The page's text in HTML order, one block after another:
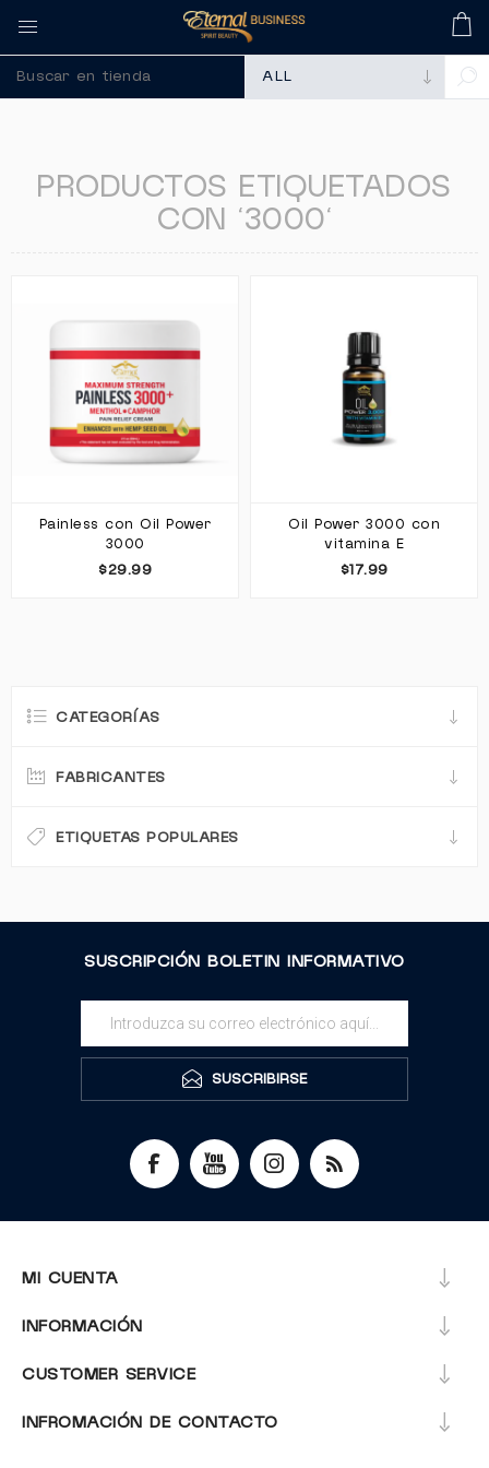
🚀 Recuerda
PRODUCTOS ETIQUETADOS
CON '3000'
Painless con Oil Power
3000
$29.99
Oil Power 3000 con
vitamina E
$17.99
CATEGORÍAS
FABRICANTES
ETIQUETAS POPULARES
SUSCRIPCIÓN BOLETIN INFORMATIVO
SUSCRIBIRSE
MI CUENTA
INFORMACIÓN
CUSTOMER SERVICE
INFROMACIÓN DE CONTACTO